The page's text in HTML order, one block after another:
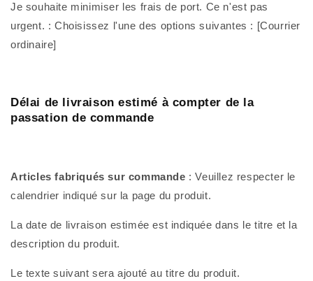
Je souhaite minimiser les frais de port. Ce n'est pas
urgent. : Choisissez l'une des options suivantes : [Courrier
ordinaire]
Délai de livraison estimé à compter de la
passation de commande
Articles fabriqués sur commande : Veuillez respecter le
calendrier indiqué sur la page du produit.
La date de livraison estimée est indiquée dans le titre et la
description du produit.
Le texte suivant sera ajouté au titre du produit.